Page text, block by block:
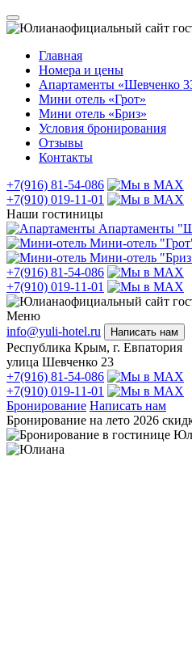
официальный сайт
Главная
Номера и цены
Апартаменты «Шевченко
Мини отель «Грот»
Мини отель «Бриз»
Условия бронирования
Отзывы
Контакты
+7(916) 81-54-086
+7(910) 019-11-01
Наши гостиницы
Апартаменты
Мини-отель
Мини-отель
+7(916) 81-54-086
+7(910) 019-11-01
официальный сайт
Меню
info@yuli-hotel.ru
Написать нам
Республика Крым, г. Евпатория
улица Шевченко 23
+7(916) 81-54-086
+7(910) 019-11-01
Бронирование Написать нам
Бронирование на лето 2026